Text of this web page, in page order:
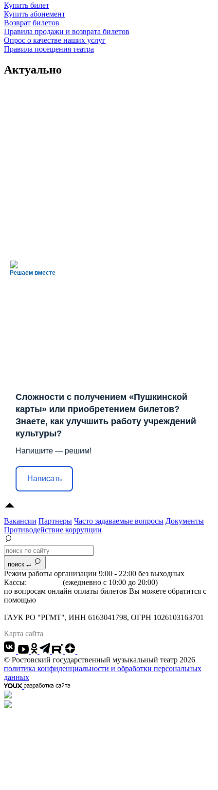
Купить билет
Купить абонемент
Возврат билетов
Правила продажи и возврата билетов
Опрос о качестве наших услуг
Правила посещения театра
Актуально
Решаем вместе
Сложности с получением «Пушкинской
карты» или приобретением билетов?
Знаете, как улучшить работу учреждений
культуры?
Напишите — решим!
Написать
Вакансии Партнеры Часто задаваемые вопросы Документы
Противодействие коррупции
поиск
Режим работы организации 9:00 - 22:00 без выходных
Кассы:
(ежедневно с 10:00 до 20:00)
по вопросам онлайн оплаты билетов Вы можете обратится с
помощью
ГАУК РО "РГМТ", ИНН 6163041798, ОГРН 1026103163701
Карта сайта
© Ростовский государственный музыкальный театр 2026
политика конфиденциальности и обработки персональных
данных